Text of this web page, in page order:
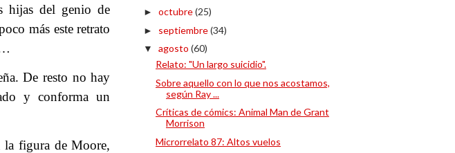
hijas del genio de
más este retrato
De resto no hay
y conforma un
la figura de Moore,
► octubre(25)
► septiembre(34)
▼ agosto (60)
Relato: "Un largo suicidio".
Sobre aquello con lo que nos acostamos,
según Ray ...
Críticas de cómics: Animal Man de Grant
Morrison
Microrrelato 87: Altos vuelos